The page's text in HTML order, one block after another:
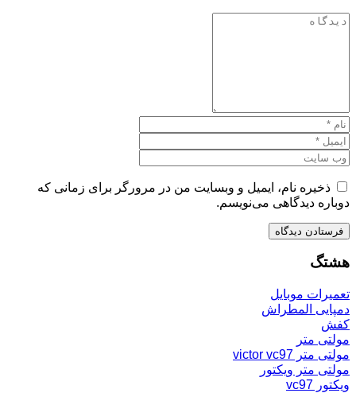
ذخیره نام، ایمیل و وبسایت من در مرورگر برای زمانی که
دوباره دیدگاهی می‌نویسم.
هشتگ
تعمیرات موبایل
دمپایی المطراش
کفش
مولتی متر
مولتی متر victor vc97
مولتی متر ویکتور
ویکتور vc97